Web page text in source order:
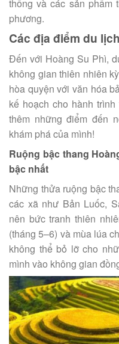
thống và các sản phẩm
phương.
Các địa điểm du
Đến với Hoàng Su Phì,
không gian thiên nhiên
hòa quyện với văn hóa
kế hoạch cho hành
thêm những điểm đến
khám phá của mình!
Ruộng bậc thang
bậc nhất
Những thửa ruộng bậc
các xã như Bản Luốc,
nên bức tranh thiên
(tháng 5–6) và mùa lúa
không thể bỏ lỡ cho
mình vào không gian